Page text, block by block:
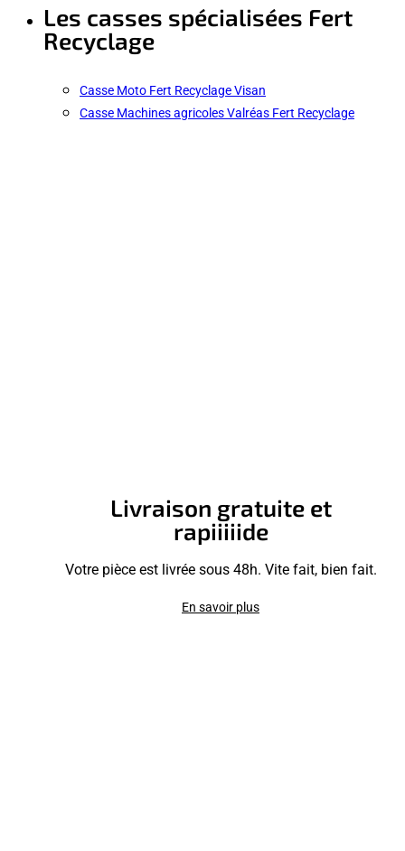
Les casses spécialisées Fert
Recyclage
Casse Moto Fert Recyclage Visan
Casse Machines agricoles Valréas Fert Recyclage
Livraison gratuite et
rapiiiiide
Votre pièce est livrée sous 48h. Vite fait, bien fait.
En savoir plus